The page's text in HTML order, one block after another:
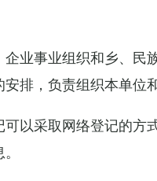
业事业组织和乡、民
排，负责组织本单位
以采取网络登记的方